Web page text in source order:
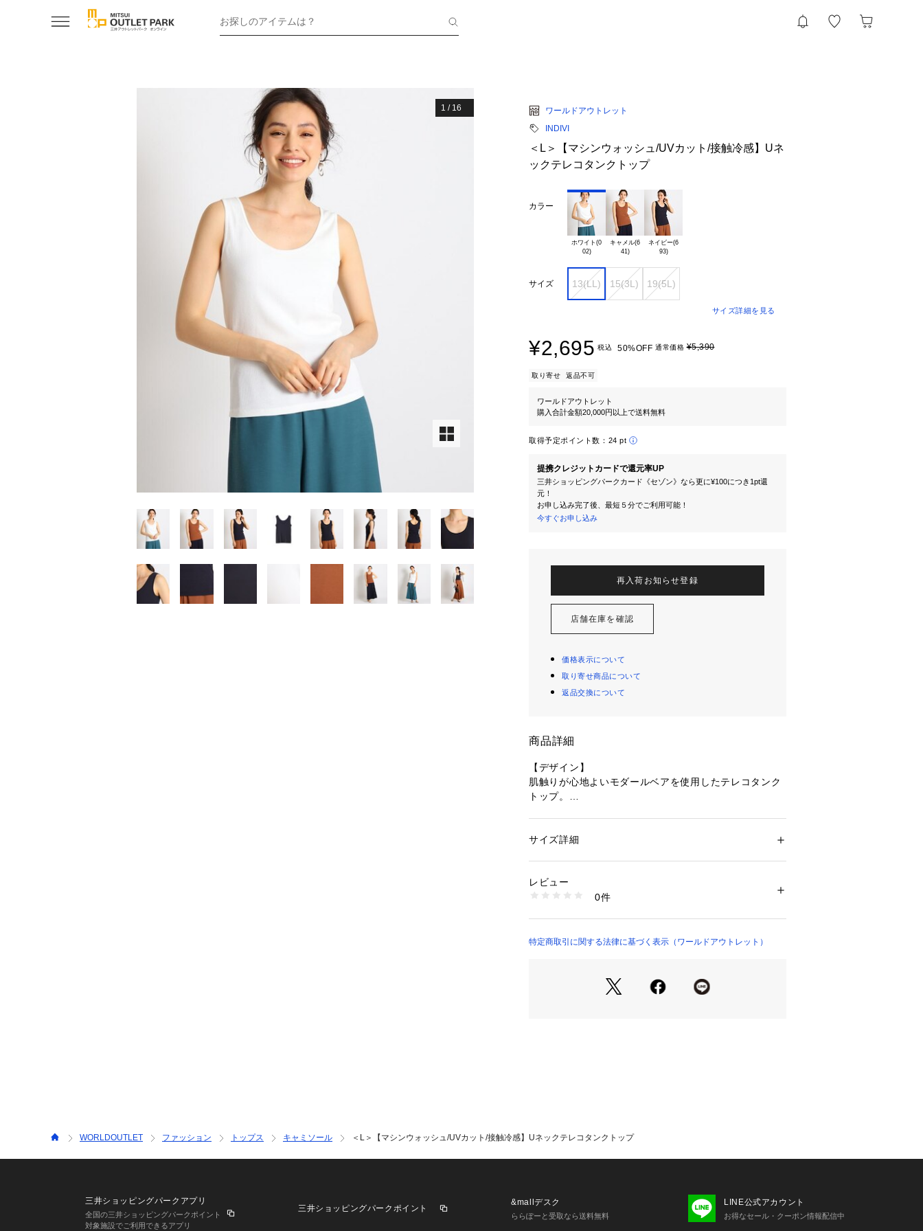
お探しのアイテムは？
1 / 16
ワールドアウトレット
INDIVI
＜L＞【マシンウォッシュ/UVカット/接触冷感】Uネ
ックテレコタンクトップ
カラー
ホワイト(0
02)
キャメル(6
41)
ネイビー(6
93)
サイズ 13(LL) 15(3L) 19(5L)
サイズ詳細を見る
¥2,695 税込 50%OFF 通常価格¥5,390
取り寄せ 返品不可
ワールドアウトレット
購入合計金額20,000円以上で送料無料
取得予定ポイント数： 24 pt
提携クレジットカードで還元率UP
三井ショッピングパークカード《セゾン》なら更に¥100につき1pt還
元！
お申し込み完了後、最短５分でご利用可能！
今すぐお申し込み
再入荷お知らせ登録
店舗在庫を確認
価格表示について
取り寄せ商品について
返品交換について
商品詳細
【デザイン】
肌触りが心地よいモダールベアを使用したテレコタンク
トップ。
ボディに程良くフィットするタンクトップは、インナー
※この製品は、太陽光線中の紫外線(UV)を通しにくくし
サイズ違いの商品もご用意しております。
性別：レディース
商品番号：
127-11706 （ショップ）
サイズ詳細
レビュー
0件
特定商取引に関する法律に基づく表示（ワールドアウトレット）
WORLDOUTLET ファッション トップス キャミソール ＜L＞【マシンウォッシュ/UVカット/接触冷感】Uネックテレコタンクトップ
三井ショッピングパークアプリ
全国の三井ショッピングパークポイント
対象施設でご利用できるアプリ
三井ショッピングパークポイント
&mallデスク
ららぽーと受取なら送料無料
LINE公式アカウント
お得なセール・クーポン情報配信中